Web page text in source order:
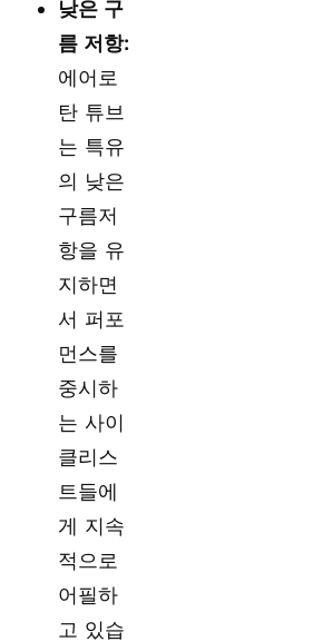
낮은 구
름 저항:
에어로
탄 튜브
는 특유
의 낮은
구름저
항을 유
지하면
서 퍼포
먼스를
중시하
는 사이
클리스
트들에
게 지속
적으로
어필하
고 있습